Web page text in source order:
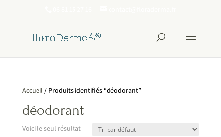
Accueil / Produits identifiés “déodorant”
déodorant
Voici le seul résultat